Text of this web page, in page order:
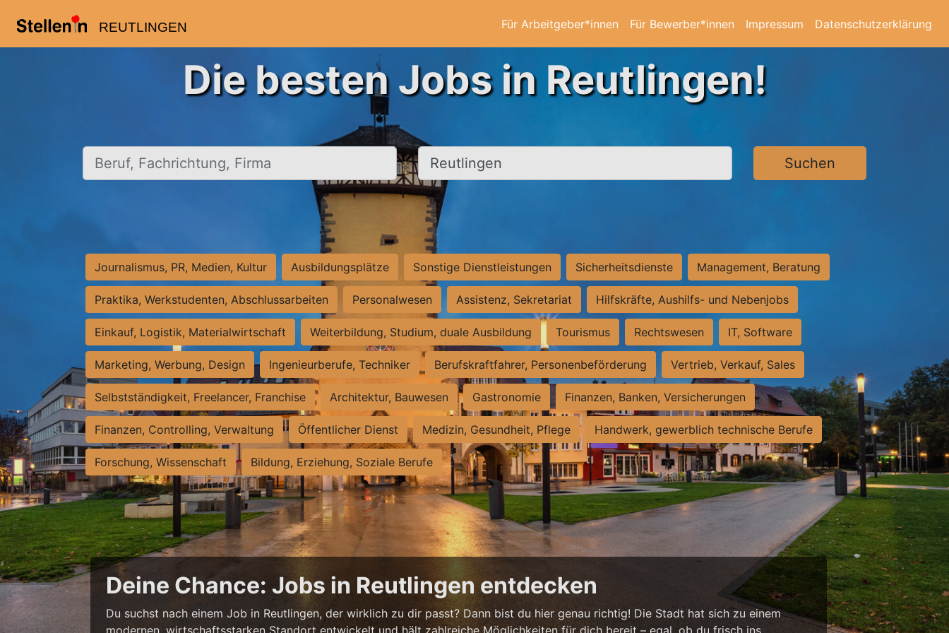
REUTLINGEN Für Arbeitgeber*innen Für Bewerber*innen Impressum Datenschutzerklärung
Die besten Jobs in Reutlingen!
Beruf, Fachrichtung, Firma Ort, Stadt Suchen
Journalismus, PR, Medien, Kultur Ausbildungsplätze Sonstige Dienstleistungen Sicherheitsdienste Management, Beratung
Praktika, Werkstudenten, Abschlussarbeiten Personalwesen Assistenz, Sekretariat Hilfskräfte, Aushilfs- und Nebenjobs
Einkauf, Logistik, Materialwirtschaft Weiterbildung, Studium, duale Ausbildung Tourismus Rechtswesen IT, Software
Marketing, Werbung, Design Ingenieurberufe, Techniker Berufskraftfahrer, Personenbeförderung Vertrieb, Verkauf, Sales
Selbstständigkeit, Freelancer, Franchise Architektur, Bauwesen Gastronomie Finanzen, Banken, Versicherungen
Finanzen, Controlling, Verwaltung Öffentlicher Dienst Medizin, Gesundheit, Pflege Handwerk, gewerblich technische Berufe
Forschung, Wissenschaft Bildung, Erziehung, Soziale Berufe
Deine Chance: Jobs in Reutlingen entdecken
Du suchst nach einem Job in Reutlingen, der wirklich zu dir passt? Dann bist du hier genau richtig! Die Stadt hat sich zu einem